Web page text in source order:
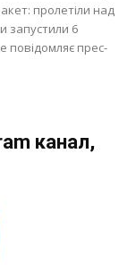
пролетіли над
запустили 6
повідомляє прес-
канал,